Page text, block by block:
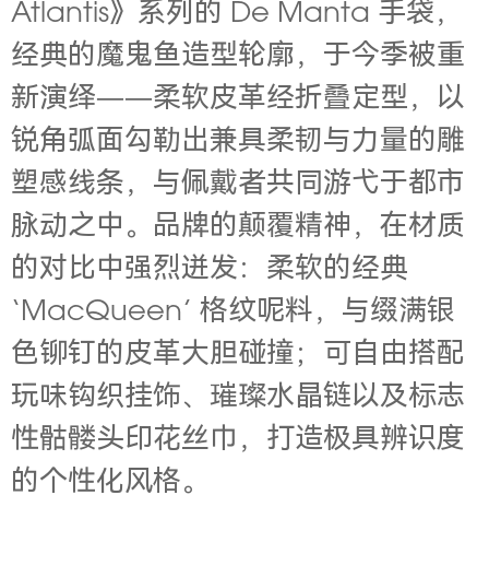
Atlantis》系列的 De Manta 手袋，
经典的魔鬼鱼造型轮廓，于今季被重
新演绎——柔软皮革经折叠定型，以
锐角弧面勾勒出兼具柔韧与力量的雕
塑感线条，与佩戴者共同游弋于都市
脉动之中。品牌的颠覆精神，在材质
的对比中强烈迸发：柔软的经典
‘MacQueen’ 格纹呢料，与缀满银
色铆钉的皮革大胆碰撞；可自由搭配
玩味钩织挂饰、璀璨水晶链以及标志
性骷髅头印花丝巾，打造极具辨识度
的个性化风格。